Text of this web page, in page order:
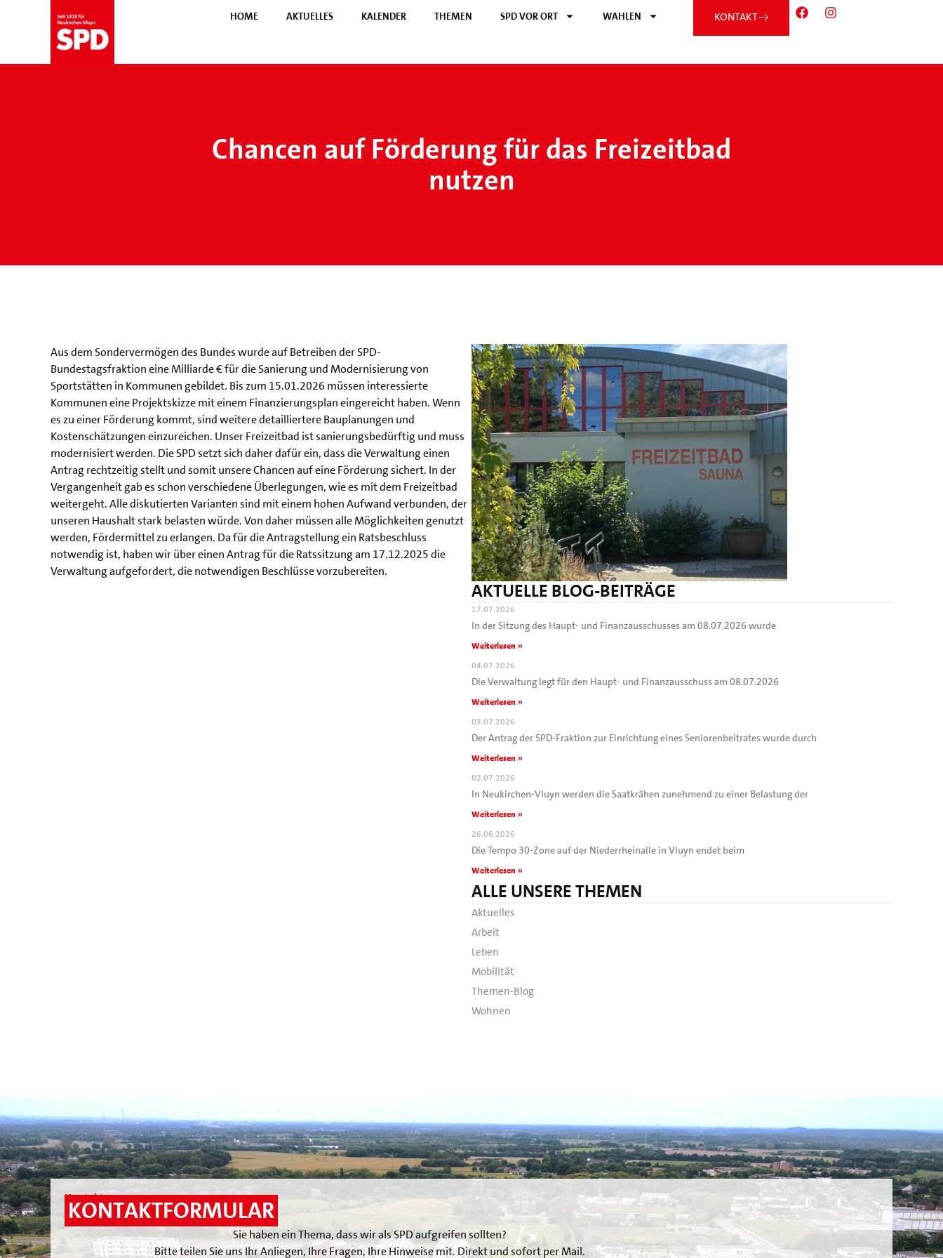
HOME AKTUELLES KALENDER THEMEN SPD VOR ORT WAHLEN KONTAKT
Chancen auf Förderung für das Freizeitbad
nutzen
Aus dem Sondervermögen des Bundes wurde auf Betreiben der SPD-
Bundestagsfraktion eine Milliarde € für die Sanierung und Modernisierung von
Sportstätten in Kommunen gebildet. Bis zum 15.01.2026 müssen interessierte
Kommunen eine Projektskizze mit einem Finanzierungsplan eingereicht haben. Wenn
es zu einer Förderung kommt, sind weitere detailliertere Bauplanungen und
Kostenschätzungen einzureichen. Unser Freizeitbad ist sanierungsbedürftig und muss
modernisiert werden. Die SPD setzt sich daher dafür ein, dass die Verwaltung einen
Antrag rechtzeitig stellt und somit unsere Chancen auf eine Förderung sichert. In der
Vergangenheit gab es schon verschiedene Überlegungen, wie es mit dem Freizeitbad
weitergeht. Alle diskutierten Varianten sind mit einem hohen Aufwand verbunden, der
unseren Haushalt stark belasten würde. Von daher müssen alle Möglichkeiten genutzt
werden, Fördermittel zu erlangen. Da für die Antragstellung ein Ratsbeschluss
notwendig ist, haben wir über einen Antrag für die Ratssitzung am 17.12.2025 die
Verwaltung aufgefordert, die notwendigen Beschlüsse vorzubereiten.
AKTUELLE BLOG-BEITRÄGE
17.07.2026
In der Sitzung des Haupt- und Finanzausschusses am 08.07.2026 wurde
Weiterlesen »
04.07.2026
Die Verwaltung legt für den Haupt- und Finanzausschuss am 08.07.2026
Weiterlesen »
03.07.2026
Der Antrag der SPD-Fraktion zur Einrichtung eines Seniorenbeitrates wurde durch
Weiterlesen »
02.07.2026
In Neukirchen-Vluyn werden die Saatkrähen zunehmend zu einer Belastung der
Weiterlesen »
26.06.2026
Die Tempo 30-Zone auf der Niederrheinalle in Vluyn endet beim
Weiterlesen »
ALLE UNSERE THEMEN
Aktuelles
Arbeit
Leben
Mobilität
Themen-Blog
Wohnen
Kontakt
KONTAKTFORMULAR
Sie haben ein Thema, dass wir als SPD aufgreifen sollten?
Bitte teilen Sie uns Ihr Anliegen, Ihre Fragen, Ihre Hinweise mit. Direkt und sofort per Mail.